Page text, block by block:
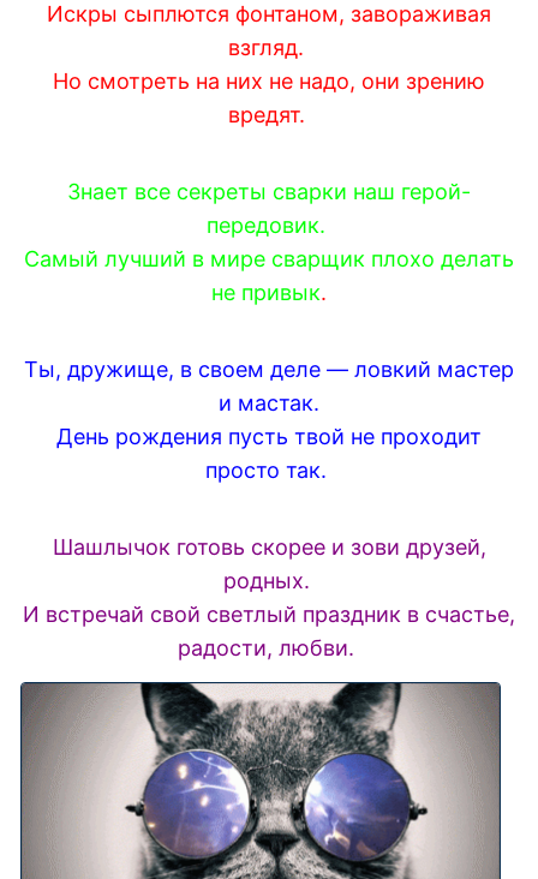
Искры сыплются фонтаном, завораживая
взгляд.
Но смотреть на них не надо, они зрению
вредят.
Знает все секреты сварки наш герой-
передовик.
Самый лучший в мире сварщик плохо делать
не привык.
Ты, дружище, в своем деле — ловкий мастер
и мастак.
День рождения пусть твой не проходит
просто так.
Шашлычок готовь скорее и зови друзей,
родных.
И встречай свой светлый праздник в счастье,
радости, любви.